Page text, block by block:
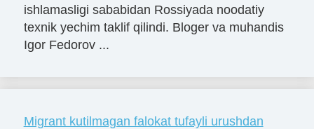
ishlamasligi sababidan Rossiyada noodatiy
texnik yechim taklif qilindi. Bloger va muhandis
Igor Fedorov ...
Migrant kutilmagan falokat tufayli urushdan